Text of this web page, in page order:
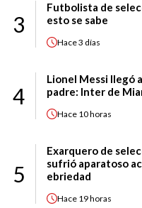
3
Futbolista de
esto se sabe
Hace3 días
4
Lionel Messi llegó
padre: Inter de
Hace 10 horas
5
Exarquero de
sufrió aparatoso
ebriedad
Hace 19 horas